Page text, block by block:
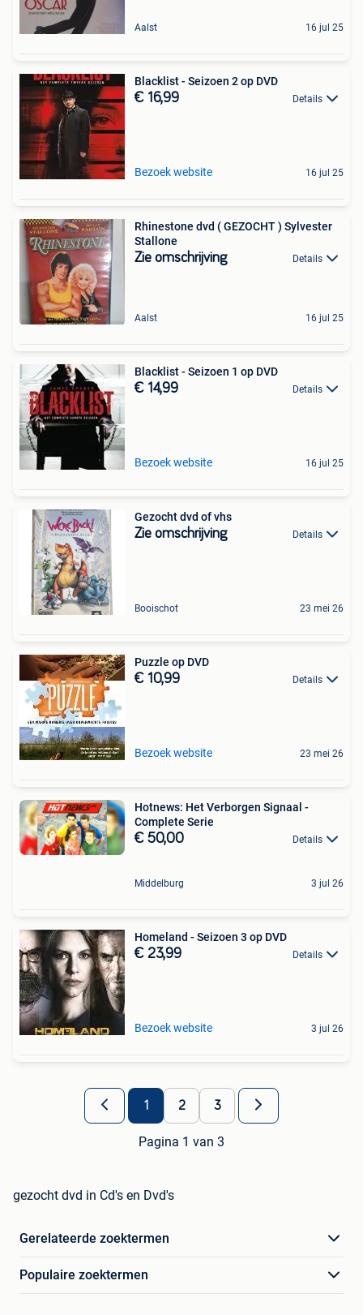
Aalst 16 jul 25
Blacklist - Seizoen 2 op DVD
€ 16,99 Details
Bezoek website 16 jul 25
Rhinestone dvd ( GEZOCHT ) Sylvester
Stallone
Zie omschrijving Details
Aalst 16 jul 25
Blacklist - Seizoen 1 op DVD
€ 14,99 Details
Bezoek website 16 jul 25
Gezocht dvd of vhs
Zie omschrijving Details
Booischot 23 mei 26
Puzzle op DVD
€ 10,99 Details
Bezoek website 23 mei 26
Hotnews: Het Verborgen Signaal -
Complete Serie
€ 50,00 Details
Middelburg 3 jul 26
Homeland - Seizoen 3 op DVD
€ 23,99 Details
Bezoek website 3 jul 26
1 2 3
Pagina 1 van 3
gezocht dvd in Cd's en Dvd's
Gerelateerde zoektermen
Populaire zoektermen